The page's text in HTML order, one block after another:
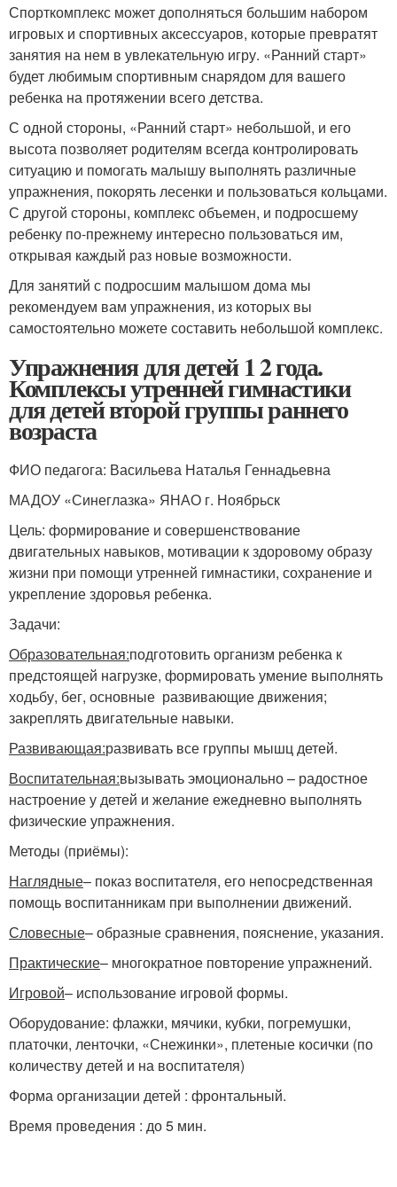
Спорткомплекс может дополняться большим набором
игровых и спортивных аксессуаров, которые превратят
занятия на нем в увлекательную игру. «Ранний старт»
будет любимым спортивным снарядом для вашего
ребенка на протяжении всего детства.
С одной стороны, «Ранний старт» небольшой, и его
высота позволяет родителям всегда контролировать
ситуацию и помогать малышу выполнять различные
упражнения, покорять лесенки и пользоваться кольцами.
С другой стороны, комплекс объемен, и подросшему
ребенку по-прежнему интересно пользоваться им,
открывая каждый раз новые возможности.
Для занятий с подросшим малышом дома мы
рекомендуем вам упражнения, из которых вы
самостоятельно можете составить небольшой комплекс.
Упражнения для детей 1 2 года.
Комплексы утренней гимнастики
для детей второй группы раннего
возраста
ФИО педагога: Васильева Наталья Геннадьевна
МАДОУ «Синеглазка» ЯНАО г. Ноябрьск
Цель: формирование и совершенствование
двигательных навыков, мотивации к здоровому образу
жизни при помощи утренней гимнастики, сохранение и
укрепление здоровья ребенка.
Задачи:
Образовательная:подготовить организм ребенка к
предстоящей нагрузке, формировать умение выполнять
ходьбу, бег, основные развивающие движения;
закреплять двигательные навыки.
Развивающая:развивать все группы мышц детей.
Воспитательная:вызывать эмоционально – радостное
настроение у детей и желание ежедневно выполнять
физические упражнения.
Методы (приёмы):
Наглядные– показ воспитателя, его непосредственная
помощь воспитанникам при выполнении движений.
Словесные– образные сравнения, пояснение, указания.
Практические– многократное повторение упражнений.
Игровой– использование игровой формы.
Оборудование: флажки, мячики, кубки, погремушки,
платочки, ленточки, «Снежинки», плетеные косички (по
количеству детей и на воспитателя)
Форма организации детей : фронтальный.
Время проведения : до 5 мин.